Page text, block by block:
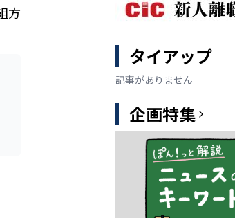
方
タイアップ
記事がありません
企画特集